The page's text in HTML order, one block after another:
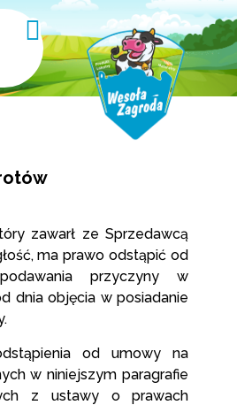
zawarł ze Sprzedawcą
ma prawo odstąpić od
przyczyny w
dnia objęcia w posiadanie
od umowy na
w niniejszym paragrafie
z ustawy o prawach